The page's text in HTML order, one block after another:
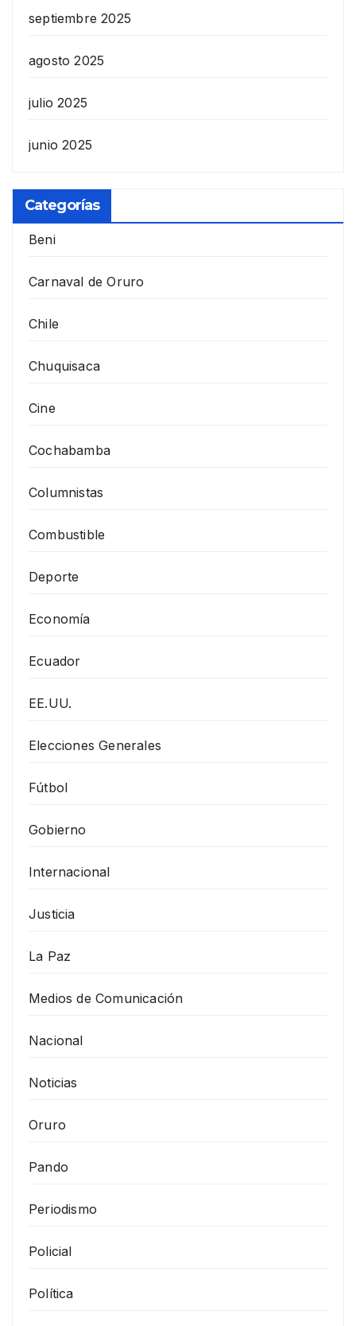
septiembre 2025
agosto 2025
julio 2025
junio 2025
Categorías
Beni
Carnaval de Oruro
Chile
Chuquisaca
Cine
Cochabamba
Columnistas
Combustible
Deporte
Economía
Ecuador
EE.UU.
Elecciones Generales
Fútbol
Gobierno
Internacional
Justicia
La Paz
Medios de Comunicación
Nacional
Noticias
Oruro
Pando
Periodismo
Policial
Política